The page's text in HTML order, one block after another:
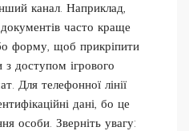
канал. Наприклад,
часто краще
форму, щоб прикріпити
доступом ігрового
Для телефонної лінії
дані, бо це
особи. Зверніть увагу: